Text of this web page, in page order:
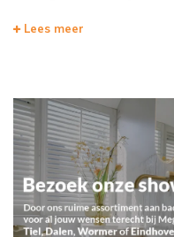
in de vestiging in Wormer is
Ons
Wij hebben diverse soorten
mozaïektegelsen
tegellijm bent u bij ons aan
en vraag naar een van onze
Lees meer